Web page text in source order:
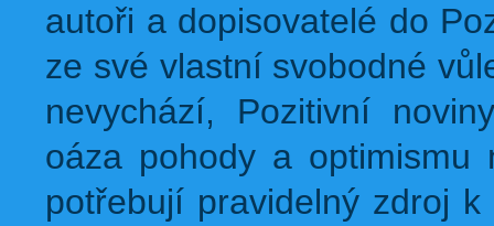
autoři a dopisovatelé do
ze své vlastní svobodné
nevychází, Pozitivní
oáza pohody a
potřebují pravidelný zdroj